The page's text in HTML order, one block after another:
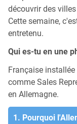
découvrir des
Cette semaine,
entretenu.
Qui es-tu en une
Française installée
comme Sales
en Allemagne.
1. Pourquoi